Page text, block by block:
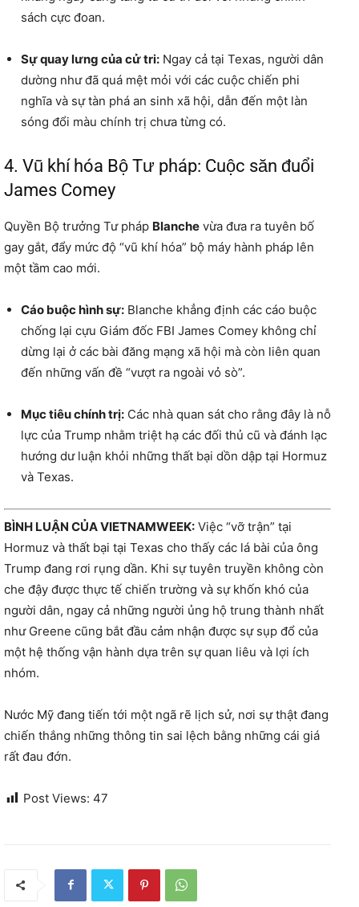
sách cực đoan.
Sự quay lưng của cử tri: Ngay cả tại Texas, người dân
dường như đã quá mệt mỏi với các cuộc chiến phi
nghĩa và sự tàn phá an sinh xã hội, dẫn đến một làn
sóng đổi màu chính trị chưa từng có.
4. Vũ khí hóa Bộ Tư pháp: Cuộc săn đuổi
James Comey
Quyền Bộ trưởng Tư pháp Blanche vừa đưa ra tuyên bố
gay gắt, đẩy mức độ “vũ khí hóa” bộ máy hành pháp lên
một tầm cao mới.
Cáo buộc hình sự: Blanche khẳng định các cáo buộc
chống lại cựu Giám đốc FBI James Comey không chỉ
dừng lại ở các bài đăng mạng xã hội mà còn liên quan
đến những vấn đề “vượt ra ngoài vỏ sò”.
Mục tiêu chính trị: Các nhà quan sát cho rằng đây là nỗ
lực của Trump nhằm triệt hạ các đối thủ cũ và đánh lạc
hướng dư luận khỏi những thất bại dồn dập tại Hormuz
và Texas.
BÌNH LUẬN CỦA VIETNAMWEEK: Việc “vỡ trận” tại
Hormuz và thất bại tại Texas cho thấy các lá bài của ông
Trump đang rơi rụng dần. Khi sự tuyên truyền không còn
che đậy được thực tế chiến trường và sự khốn khó của
người dân, ngay cả những người ủng hộ trung thành nhất
như Greene cũng bắt đầu cảm nhận được sự sụp đổ của
một hệ thống vận hành dựa trên sự quan liêu và lợi ích
nhóm.
Nước Mỹ đang tiến tới một ngã rẽ lịch sử, nơi sự thật đang
chiến thắng những thông tin sai lệch bằng những cái giá
rất đau đớn.
Post Views: 47